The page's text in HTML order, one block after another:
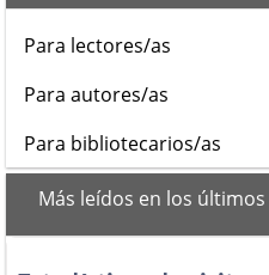
Para lectores/as
Para autores/as
Para bibliotecarios/as
mas_vistos
Más leídos en los últimos